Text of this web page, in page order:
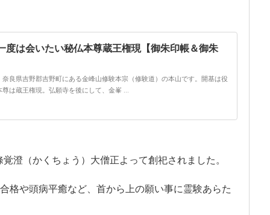
は会いたい秘仏本尊蔵王権現【御朱印帳＆御朱
良県吉野郡吉野町にある金峰山修験本宗（修験道）の本山です。開基は役
は蔵王権現。弘願寺を後にして、金峯 ...
澄（かくちょう）大僧正よって創祀されました。
格や頭病平癒など、首から上の願い事に霊験あらた